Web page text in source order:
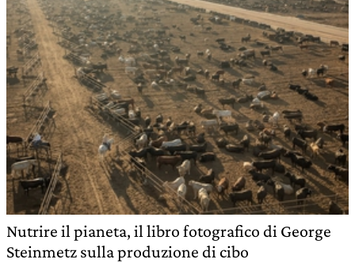
Nutrire il pianeta, il libro fotografico di George
Steinmetz sulla produzione di cibo